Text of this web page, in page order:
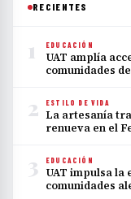
RECIENTES
1 EDUCACIÓN
UAT amplía
comunidades
2 ESTILO DE VIDA
La artesanía
renueva en el
3 EDUCACIÓN
UAT impulsa la
comunidades